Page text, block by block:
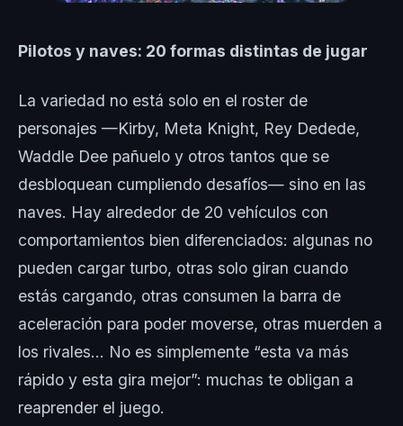
Pilotos y naves: 20 formas distintas de jugar
La variedad no está solo en el roster de
personajes —Kirby, Meta Knight, Rey Dedede,
Waddle Dee pañuelo y otros tantos que se
desbloquean cumpliendo desafíos— sino en las
naves. Hay alrededor de 20 vehículos con
comportamientos bien diferenciados: algunas no
pueden cargar turbo, otras solo giran cuando
estás cargando, otras consumen la barra de
aceleración para poder moverse, otras muerden a
los rivales… No es simplemente “esta va más
rápido y esta gira mejor”: muchas te obligan a
reaprender el juego.